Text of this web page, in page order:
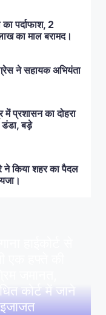
पर्दाफाश, 2
का माल बरामद।
ने सहायक अभियंता
में प्रशासन का दोहरा
डंडा, बड़े
ने किया शहर का पैदल
कोर्ट में जाने